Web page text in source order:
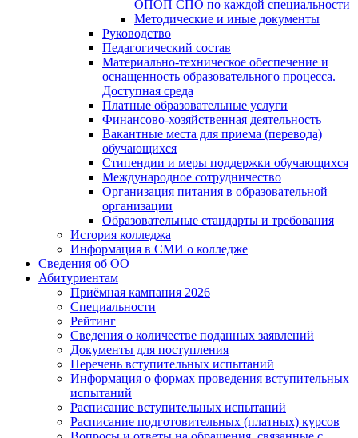
ОПОП СПО по каждой специальности
Методические и иные документы
Руководство
Педагогический состав
Материально-техническое обеспечение и
оснащенность образовательного процесса.
Доступная среда
Платные образовательные услуги
Финансово-хозяйственная деятельность
Вакантные места для приема (перевода)
обучающихся
Стипендии и меры поддержки обучающихся
Международное сотрудничество
Организация питания в образовательной
организации
Образовательные стандарты и требования
История колледжа
Информация в СМИ о колледже
Сведения об ОО
Абитуриентам
Приёмная кампания 2026
Специальности
Рейтинг
Сведения о количестве поданных заявлений
Документы для поступления
Перечень вступительных испытаний
Информация о формах проведения вступительных
испытаний
Расписание вступительных испытаний
Расписание подготовительных (платных) курсов